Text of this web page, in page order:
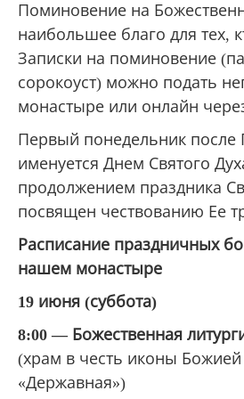
Поминовение на
наибольшее благо для тех,
Записки на поминовение
сорокоуст) можно подать
монастыре или онлайн
Первый понедельник после
именуется Днем Святого
продолжением праздника
посвящен чествованию Ее
Расписание праздничных
нашем монастыре
19 июня (суббота)
8:00— Божественная
(храм в честь иконы
«Державная»)